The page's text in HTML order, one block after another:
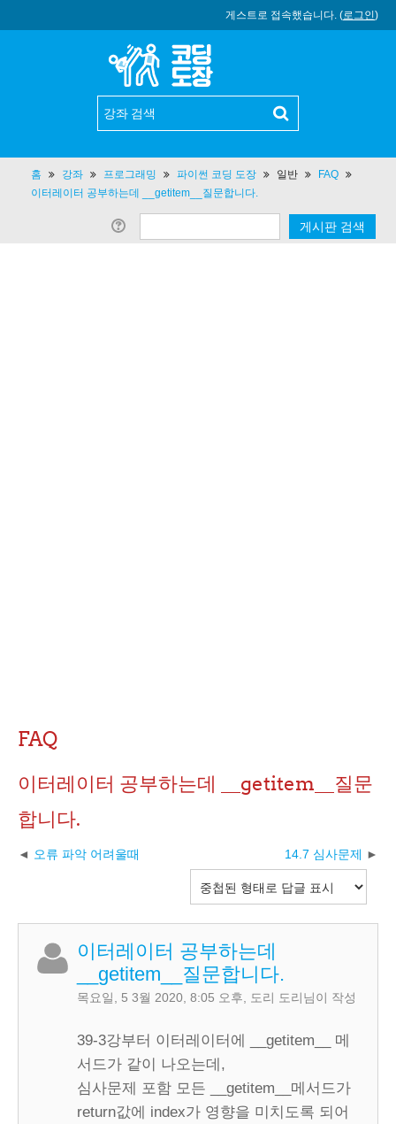
게스트로 접속했습니다. (로그인)
홈 강좌 프로그래밍 파이썬 코딩 도장 일반
FAQ
이터레이터 공부하는데 __getitem__질문합니다.
FAQ
이터레이터 공부하는데 __getitem__질문
합니다.
오류 파악 어려울때 14.7 심사문제
이터레이터 공부하는데
__getitem__질문합니다.
목요일, 5 3월 2020, 8:05 오후 도리 도리님이 작성
39-3강부터 이터레이터에 __getitem__ 메
서드가 같이 나오는데,
심사문제 포함 모든 __getitem__메서드가
return값에 index가 영향을 미치도록 되어